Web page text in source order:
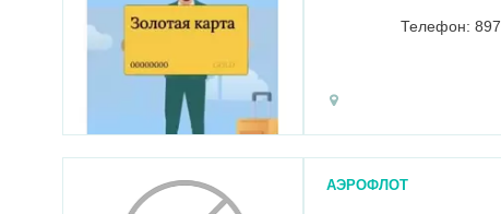
Телефон:
АЭРОФЛОТ